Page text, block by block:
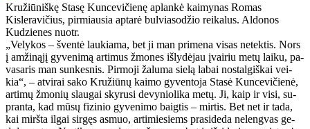
Kružiūniškę Stasę Kuncevičienę aplankė kaimynas Romas
Kisleravičius, pirmiausia aptarė bulviasodžio reikalus. Aldonos
Kudzienes nuotr.
„Ve­ly­kos – šven­tė lau­kia­ma, bet ji man pri­me­na vi­sas ne­tek­tis. Nors
į am­ži­ną­jį gy­ve­ni­mą ar­ti­mus žmo­nes iš­ly­dė­jau įvai­riu me­tų lai­ku, pa­
va­sa­ris man sun­kes­nis. Pir­mo­ji ža­lu­ma sie­lą la­bai nos­tal­giš­kai vei­
kia“, – at­vi­rai sa­ko Kru­žiū­nų kai­mo gy­ven­to­ja Sta­sė Kun­ce­vi­čie­nė,
ar­ti­mų žmo­nių slau­gai sky­ru­si de­vy­nio­li­ka me­tų. Ji, kaip ir vi­si, su­
pran­ta, kad mū­sų fi­zi­nio gy­ve­ni­mo baig­tis – mir­tis. Bet net ir ta­da,
kai mirš­ta il­gai sir­gęs as­muo, ar­ti­mie­siems pra­si­de­da ne­leng­vas ge­